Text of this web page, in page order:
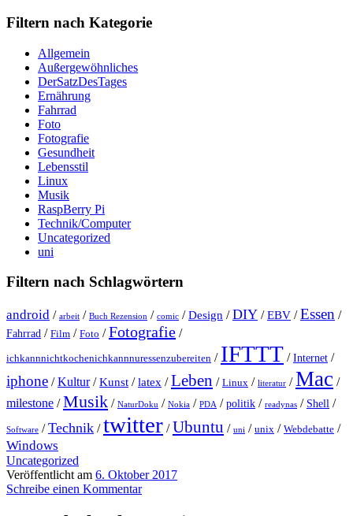
Filtern nach Kategorie
Allgemein
Außergewöhnliches
DerSatzDesTages
Ernährung
Fahrrad
Foto
Fotografie
Gesundheit
Lebensstil
Linux
Musik
RaspBerry Pi
Technik/Computer
Uncategorized
uni
Filtern nach Schlagwörtern
android / arbeit / Buch Rezension / comic /Design /DIY /EBV /Essen /
Fahrrad / Film / Foto /Fotografie /
ichkannnichtkochenichkannnuressenzubereiten / IFTTT /Internet /
iphone /Kultur/Kunst /latex /Leben / Linux / literatur /Mac /
milestone /Musik / NaturDoku / Nokia / PDA /politik / readynas / Shell /
Software /Technik /twitter /Ubuntu / uni / unix / Webdebatte /
Windows
Uncategorized
Veröffentlicht am 6. Oktober 2017
Schreibe einen Kommentar